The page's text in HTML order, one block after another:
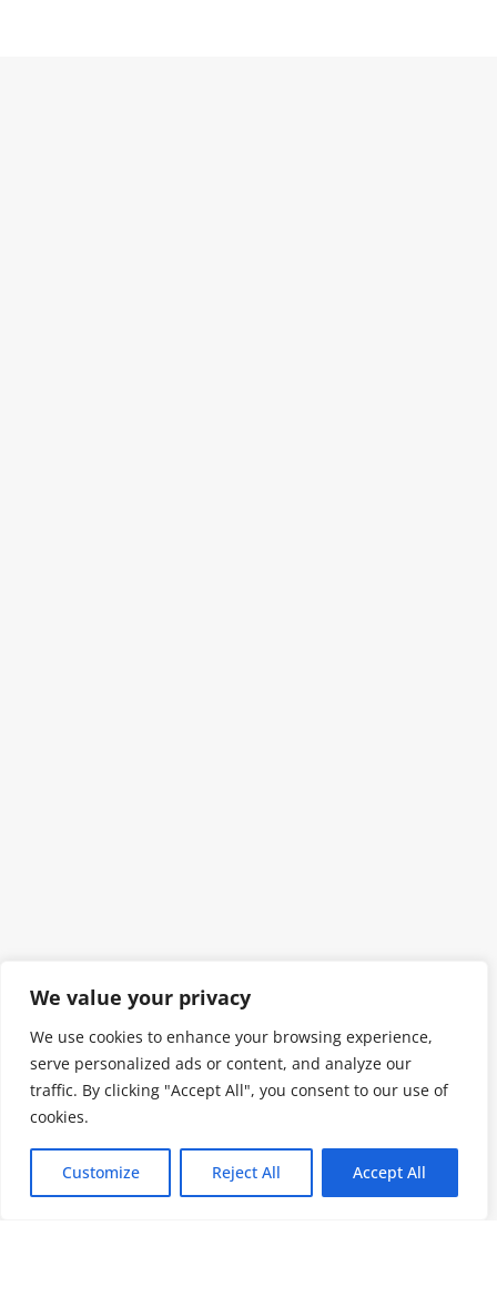
We value your privacy
We use cookies to enhance your browsing experience,
serve personalized ads or content, and analyze our
traffic. By clicking "Accept All", you consent to our use of
cookies.
Customize Reject All Accept All